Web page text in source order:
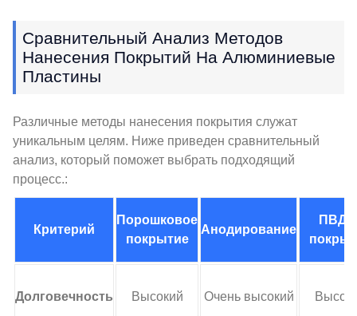
Сравнительный Анализ Методов
Нанесения Покрытий На Алюминиевые
Пластины
Различные методы нанесения покрытия служат
уникальным целям. Ниже приведен сравнительный
анализ, который поможет выбрать подходящий
процесс.:
Критерий
Порошковое
покрытие
Анодирование
Долговечность Высокий Очень высокий